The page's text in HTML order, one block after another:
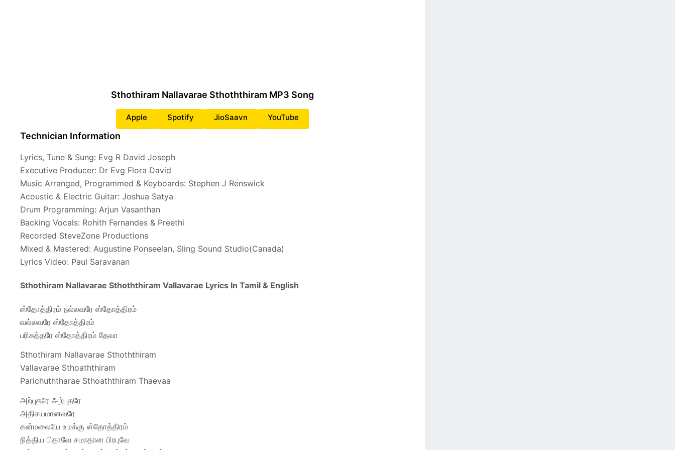
Sthothiram Nallavarae Sthoththiram MP3 Song
Apple Spotify JioSaavn YouTube
Technician Information
Lyrics, Tune & Sung: Evg R David Joseph
Executive Producer: Dr Evg Flora David
Music Arranged, Programmed & Keyboards: Stephen J Renswick
Acoustic & Electric Guitar: Joshua Satya
Drum Programming: Arjun Vasanthan
Backing Vocals: Rohith Fernandes & Preethi
Recorded SteveZone Productions
Mixed & Mastered: Augustine Ponseelan, Sling Sound Studio(Canada)
Lyrics Video: Paul Saravanan
Sthothiram Nallavarae Sthoththiram Vallavarae Lyrics In Tamil & English
ஸ்தோத்திரம் நல்லவரே ஸ்தோத்திரம்
வல்லவரே ஸ்தோத்திரம்
பரிசுத்தரே ஸ்தோத்திரம் தேவா
Sthothiram Nallavarae Sthoththiram
Vallavarae Sthoaththiram
Parichuththarae Sthoaththiram Thaevaa
அற்புதரே அற்புதரே
அதிசயமானவரே
கன்மலையே உமக்கு ஸ்தோத்திரம்
நித்திய பிதாவே சமாதான பிரபுவே